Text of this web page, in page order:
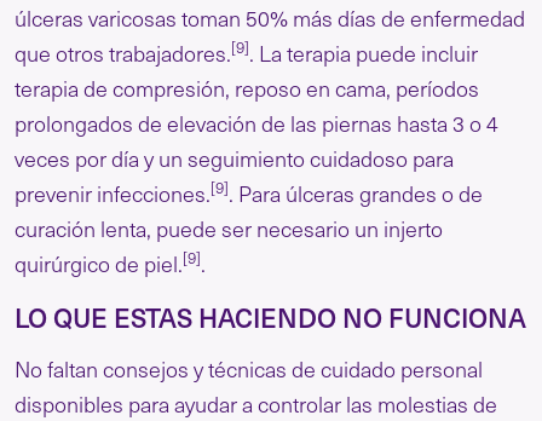
úlceras varicosas toman 50% más días de enfermedad
que otros trabajadores.[9]. La terapia puede incluir
terapia de compresión, reposo en cama, períodos
prolongados de elevación de las piernas hasta 3 o 4
veces por día y un seguimiento cuidadoso para
prevenir infecciones.[9]. Para úlceras grandes o de
curación lenta, puede ser necesario un injerto
quirúrgico de piel.[9].
LO QUE ESTAS HACIENDO NO FUNCIONA
No faltan consejos y técnicas de cuidado personal
disponibles para ayudar a controlar las molestias de